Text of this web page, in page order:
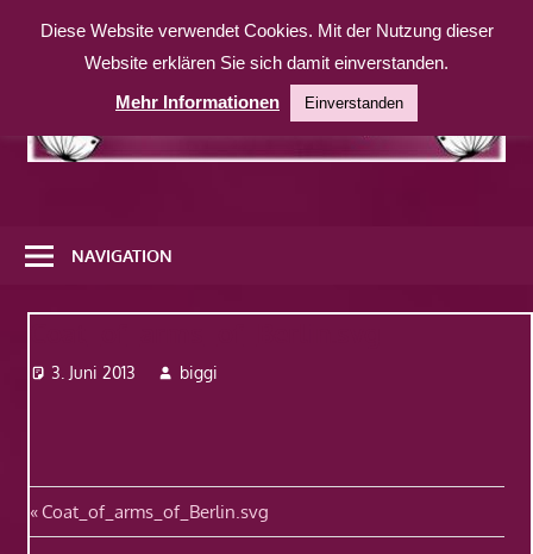
Inhalt
weitere
Website
NAVIGATION
3. Juni 2013 biggi
Beitragsnavigation
Vorheriger
Beitrag:
Coat_of_arms_of_Berlin.svg
Diese Website verwendet Cookies. Mit der Nutzung dieser
Website erklären Sie sich damit einverstanden.
Mehr Informationen
Einverstanden